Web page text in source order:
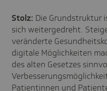
Stolz: Die Grundstruktur
sich weitergedreht.
veränderte
digitale Möglichkeiten
des alten Gesetzes
Patientinnen und